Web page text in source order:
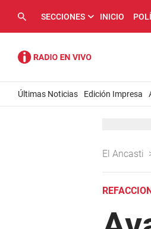
SECCIONES INICIO
Últimas Noticias Edición Impresa
El Ancasti